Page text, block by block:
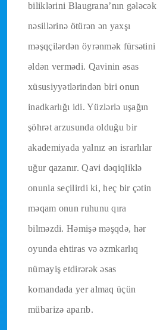
biliklərini Blaugrana’nın gələcək
nəsillərinə ötürən ən yaxşı
məşqçilərdən öyrənmək fürsətini
əldən vermədi. Qavinin əsas
xüsusiyyətlərindən biri onun
inadkarlığı idi. Yüzlərlə uşağın
şöhrət arzusunda olduğu bir
akademiyada yalnız ən israrlılar
uğur qazanır. Qavi dəqiqliklə
onunla seçilirdi ki, heç bir çətin
məqam onun ruhunu qıra
bilməzdi. Həmişə məşqdə, hər
oyunda ehtiras və əzmkarlıq
nümayiş etdirərək əsas
komandada yer almaq üçün
mübarizə aparıb.